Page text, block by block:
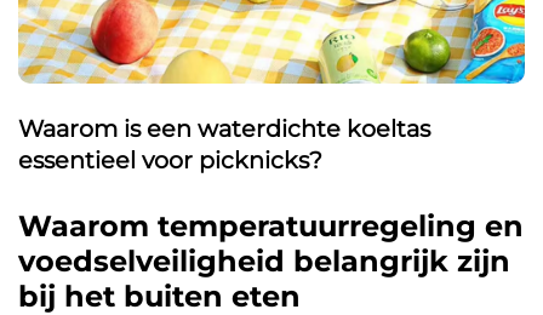
Waarom is een waterdichte koeltas
essentieel voor picknicks?
Waarom temperatuurregeling en
voedselveiligheid belangrijk zijn
bij het buiten eten